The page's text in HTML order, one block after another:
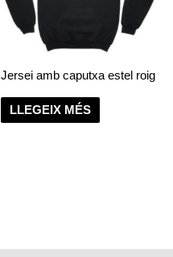
Jersei amb caputxa estel roig
LLEGEIX MÉS